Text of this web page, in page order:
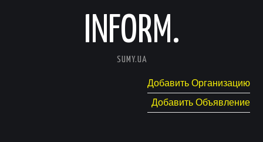
INFORM.
SUMY.UA
Добавить Организацию
Добавить Объявление